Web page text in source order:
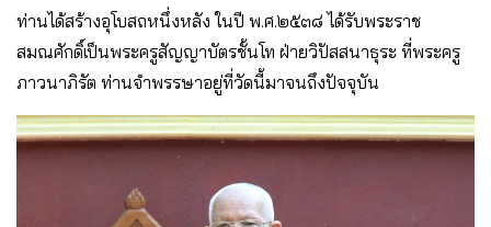
ท่านได้สร้างอุโบสถหนึ่งหลัง ในปี พ.ศ.๒๕๓๘ ได้รับพระราช
สมณศักดิ์เป็นพระครูสัญญาบัตรชั้นโท ฝ่ายวิปัสสนาธุระ ที่พระครู
ภาวนาภิรัต ท่านจำพรรษาอยู่ที่วัดนี้มาจนถึงปัจจุบัน